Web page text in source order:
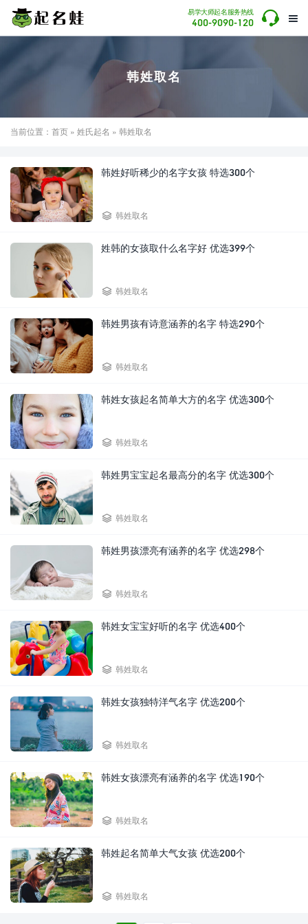

易学大师起名服务热线
400-9090-120 
韩姓取名
当前位置： 首页 » 姓氏起名 » 韩姓取名
韩姓好听稀少的名字女孩 特选300个
 韩姓取名
姓韩的女孩取什么名字好 优选399个
 韩姓取名
韩姓男孩有诗意涵养的名字 特选290个
 韩姓取名
韩姓女孩起名简单大方的名字 优选300个
 韩姓取名
韩姓男宝宝起名最高分的名字 优选300个
 韩姓取名
韩姓男孩漂亮有涵养的名字 优选298个
 韩姓取名
韩姓女宝宝好听的名字 优选400个
 韩姓取名
韩姓女孩独特洋气名字 优选200个
 韩姓取名
韩姓女孩漂亮有涵养的名字 优选190个
 韩姓取名
韩姓起名简单大气女孩 优选200个
 韩姓取名